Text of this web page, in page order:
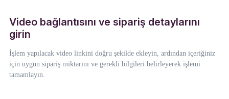
Video bağlantısını ve sipariş detaylarını
girin
İşlem yapılacak video linkini doğru şekilde ekleyin, ardından içeriğiniz
için uygun sipariş miktarını ve gerekli bilgileri belirleyerek işlemi
tamamlayın.